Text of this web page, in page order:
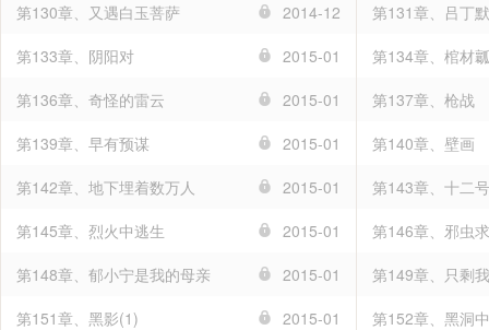
第130章、又遇白玉菩萨
2014-12
第131章、吕丁
第133章、阴阳对
2015-01
第134章、棺材
第136章、奇怪的雷云
2015-01
第137章、枪战
第139章、早有预谋
2015-01
第140章、壁画
第142章、地下埋着数万人
2015-01
第143章、十二
第145章、烈火中逃生
2015-01
第146章、邪虫
第148章、郁小宁是我的母亲
2015-01
第149章、只剩
第151章、黑影(1)
2015-01
第152章、黑洞